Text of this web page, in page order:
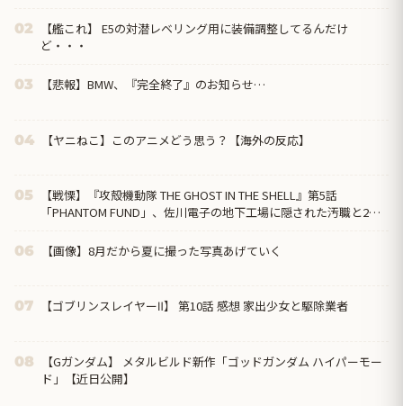
02
【艦これ】 E5の対潜レベリング用に装備調整してるんだけ
ど・・・
03 【悲報】BMW、『完全終了』のお知らせ…
04 【ヤニねこ】このアニメどう思う？【海外の反応】
05
【戦慄】『攻殻機動隊 THE GHOST IN THE SHELL』第5話
「PHANTOM FUND」、佐川電子の地下工場に隠された汚職と2週
の懐じゃないんだよ」
06 【画像】8月だから夏に撮った写真あげていく
07 【ゴブリンスレイヤーⅡ】 第10話 感想 家出少女と駆除業者
08
【Gガンダム】 メタルビルド新作「ゴッドガンダム ハイパーモー
ド」【近日公開】